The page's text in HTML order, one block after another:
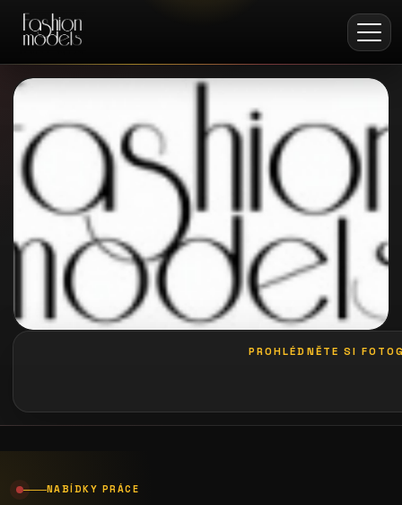
PROHLÉDNĚTE SI
NABÍDKY PRÁCE